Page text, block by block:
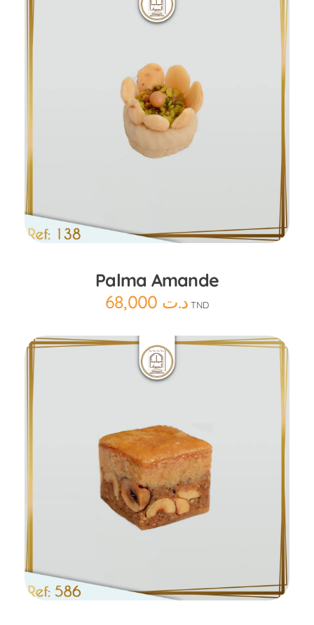
Palma Amande
د.ت TND